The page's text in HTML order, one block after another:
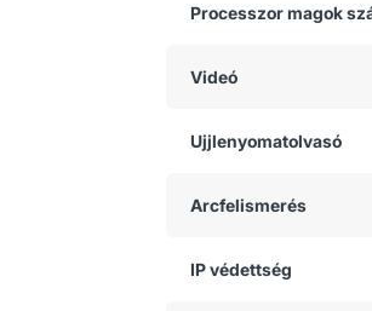
Processzor magok
Videó
Ujjlenyomatolvasó
Arcfelismerés
IP védettség